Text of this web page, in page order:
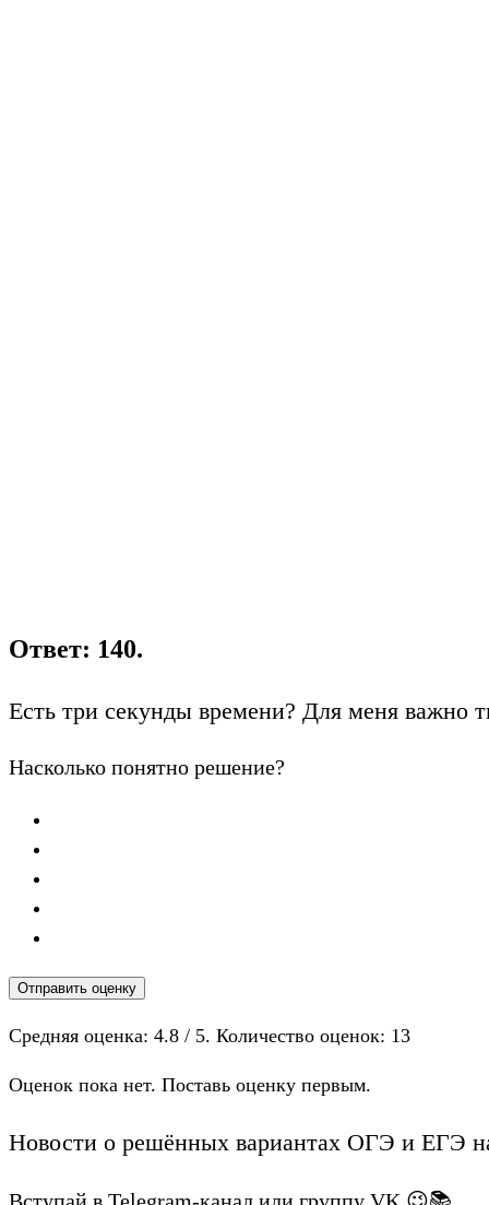
Ответ: 140.
Есть три секунды времени? Для меня важно
Насколько понятно решение?
Отправить оценку
Средняя оценка: 4.8 / 5. Количество оценок: 13
Оценок пока нет. Поставь оценку первым.
Новости о решённых вариантах ОГЭ и ЕГЭ